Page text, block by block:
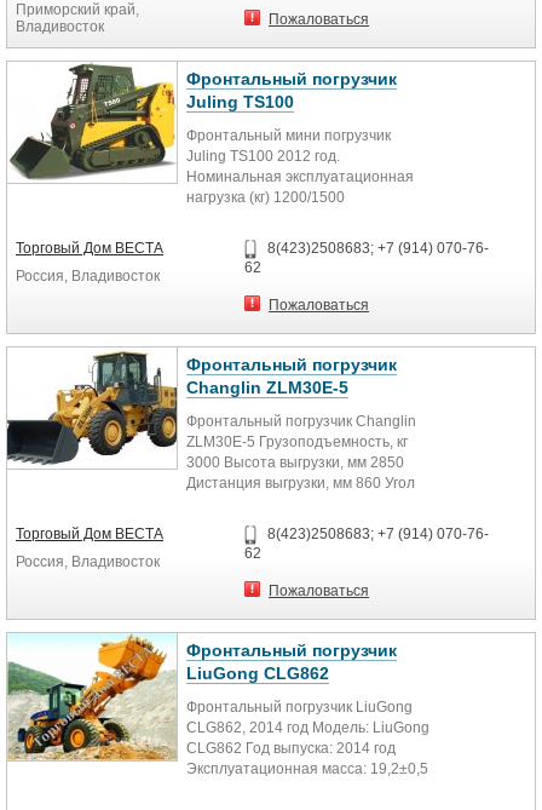
Приморский край,
Владивосток
Пожаловаться
Фронтальный погрузчик
Juling TS100
Фронтальный мини погрузчик
Juling TS100 2012 год.
Номинальная эксплуатационная
нагрузка (кг) 1200/1500
Торговый Дом ВЕСТА
Россия, Владивосток
8(423)2508683; +7 (914) 070-76-
62
Пожаловаться
Фронтальный погрузчик
Changlin ZLM30E-5
Фронтальный погрузчик Changlin
ZLM30E-5 Грузоподъемность, кг
3000 Высота выгрузки, мм 2850
Дистанция выгрузки, мм 860 Угол
Торговый Дом ВЕСТА
Россия, Владивосток
8(423)2508683; +7 (914) 070-76-
62
Пожаловаться
Фронтальный погрузчик
LiuGong CLG862
Фронтальный погрузчик LiuGong
CLG862, 2014 год Модель: LiuGong
CLG862 Год выпуска: 2014 год
Эксплуатационная масса: 19,2±0,5